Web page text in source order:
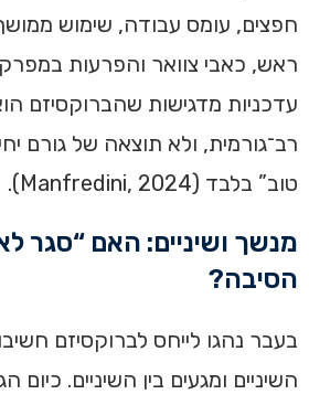
חפצים, עומס עבודה, שימוש
ראש, כאבי צוואר והפרעות
עדכניות מדגישות שהברוקסיזם
רב־גורמית, ולא תוצאה של גורם
טוב” בלבד (Manfredini, 2024).
מנשך ושיניים: האם “סגר
הסיבה?
בעבר נהגו לייחס לברוקסיזם
השיניים ומגעים בין השיניים. כיום